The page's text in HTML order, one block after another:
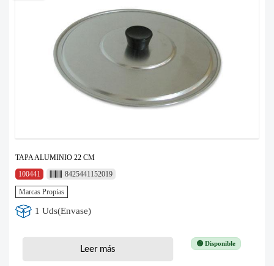
TAPA ALUMINIO 22 CM
100441
8425441152019
Marcas Propias
1 Uds(Envase)
🟢 Disponible
Leer más